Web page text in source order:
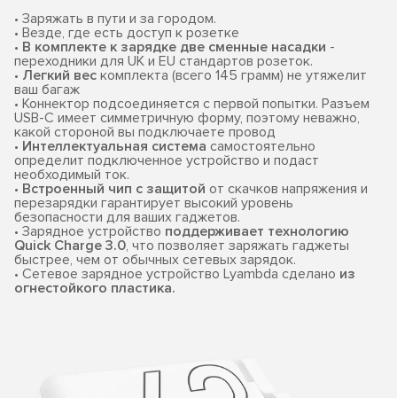
• Заряжать в пути и за городом.
• Везде, где есть доступ к розетке
• В комплекте к зарядке две сменные насадки -
переходники для UK и EU стандартов розеток.
• Легкий вес комплекта (всего 145 грамм) не утяжелит
ваш багаж
• Коннектор подсоединяется с первой попытки. Разъем
USB-C имеет симметричную форму, поэтому неважно,
какой стороной вы подключаете провод
• Интеллектуальная система самостоятельно
определит подключенное устройство и подаст
необходимый ток.
• Встроенный чип с защитой от скачков напряжения и
перезарядки гарантирует высокий уровень
безопасности для ваших гаджетов.
• Зарядное устройство поддерживает технологию
Quick Charge 3.0, что позволяет заряжать гаджеты
быстрее, чем от обычных сетевых зарядок.
• Сетевое зарядное устройство Lyambda сделано из
огнестойкого пластика.